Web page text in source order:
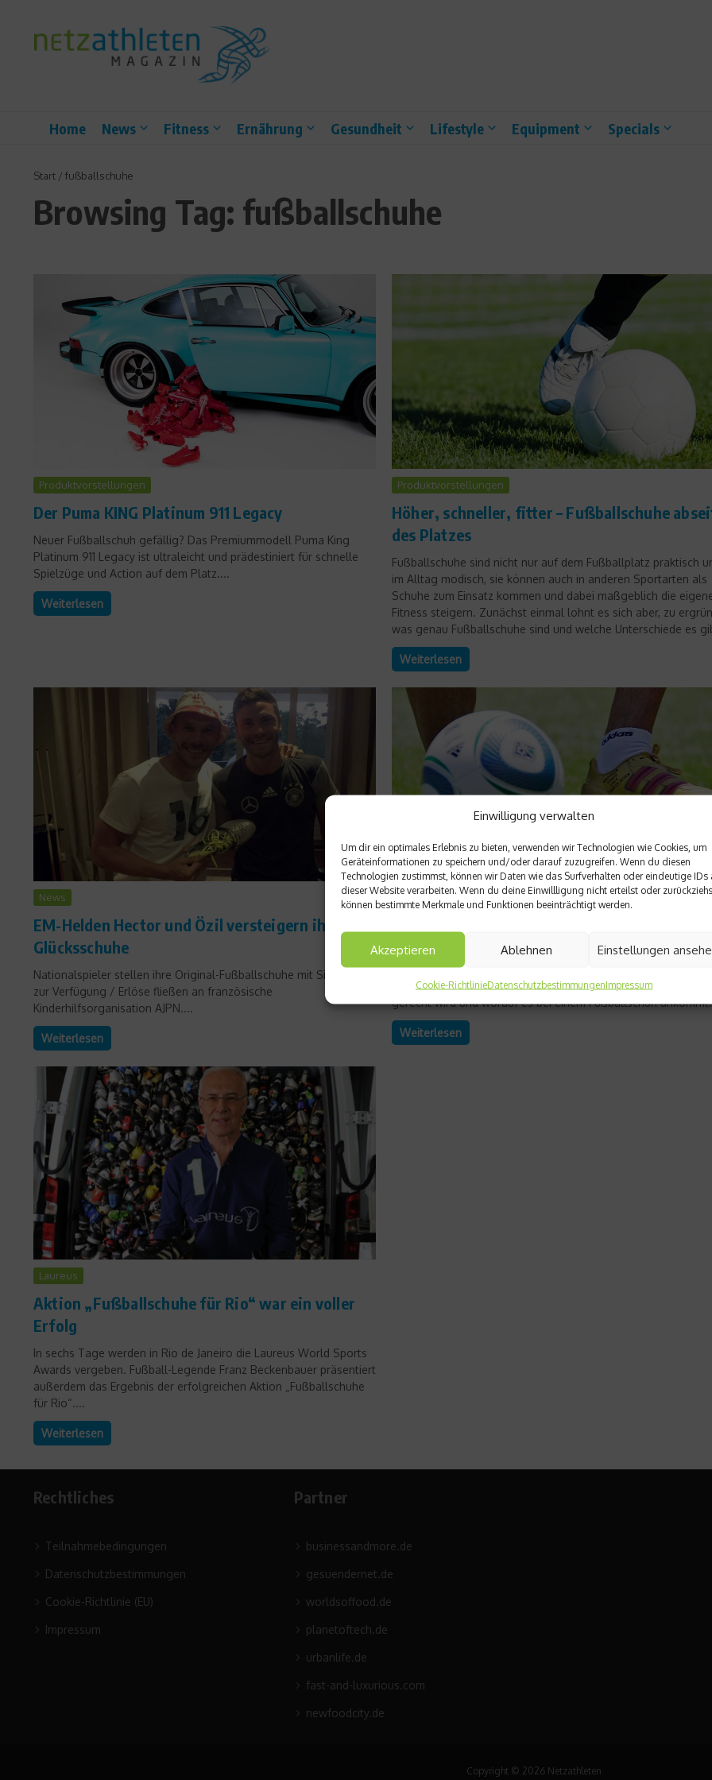
Einwilligung verwalten
Um dir ein optimales Erlebnis zu bieten, verwenden wir Technologien wie Cookies, um
Geräteinformationen zu speichern und/oder darauf zuzugreifen. Wenn du diesen
Technologien zustimmst, können wir Daten wie das Surfverhalten oder eindeutige IDs
dieser Website verarbeiten. Wenn du deine Einwillligung nicht erteilst oder
können bestimmte Merkmale und Funktionen beeinträchtigt werden.
Akzeptieren Ablehnen Einstellungen
Cookie-RichtlinieDatenschutzbestimmungenImpressum
Home News Fitness Ernährung Gesundheit Lifestyle Equipment Specials
Start / fußballschuhe
Browsing Tag: fußballschuhe
Produktvorstellungen
Der Puma KING Platinum 911 Legacy
Neuer Fußballschuh gefällig? Das Premiummodell Puma King
Platinum 911 Legacy ist ultraleicht und prädestiniert für schnelle
Spielzüge und Action auf dem Platz....
Weiterlesen
Produktvorstellungen
Höher, schneller, fitter – Fußballschuhe
des Platzes
Fußballschuhe sind nicht nur auf dem Fußballplatz praktisch
im Alltag modisch, sie können auch in anderen Sportarten als
Schuhe zum Einsatz kommen und dabei maßgeblich die
Fitness steigern. Zunächst einmal lohnt es sich aber, zu
was genau Fußballschuhe sind und welche Unterschiede es
Weiterlesen
News
EM-Helden Hector und Özil versteigern ihre
Glücksschuhe
Nationalspieler stellen ihre Original-Fußballschuhe mit Signatur
zur Verfügung / Erlöse fließen an französische
Kinderhilfsorganisation AJPN....
Weiterlesen
Produktvorstellungen
Der Fußballschuh ist die Verbindung vom Spieler zu Boden
Ball. Entsprechend vielseitig sind die Anforderungen, die an ihn
gestellt werden. Die TU München prüft wie Fußballschuhe
gerecht wird und worauf es bei einem Fußballschuh
Weiterlesen
Laureus
Aktion „Fußballschuhe für Rio“ war ein voller
Erfolg
In sechs Tage werden in Rio de Janeiro die Laureus World Sports
Awards vergeben. Fußball-Legende Franz Beckenbauer präsentiert
außerdem das Ergebnis der erfolgreichen Aktion „Fußballschuhe
für Rio“....
Weiterlesen
Rechtliches
Teilnahmebedingungen
Datenschutzbestimmungen
Cookie-Richtlinie (EU)
Impressum
Partner
businessandmore.de
gesuendernet.de
worldsoffood.de
planetoftech.de
urbanlife.de
fast-and-luxurious.com
newfoodcity.de
Copyright © 2026 Netzathleten